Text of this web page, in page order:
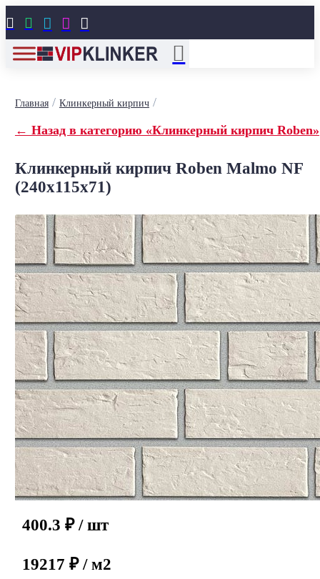
    
Главная/ Клинкерный кирпич/
← Назад в категорию «Клинкерный кирпич Roben»
Клинкерный кирпич Roben Malmo NF
(240x115x71)
400.3 ₽ / шт
19217 ₽ / м2